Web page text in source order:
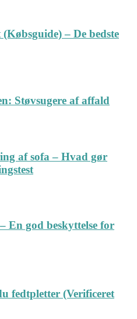
– De bedste
Støvsugere af affald
af sofa – Hvad gør
En god beskyttelse for
fedtpletter (Verificeret